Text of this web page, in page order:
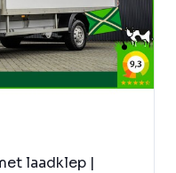
laadklep |